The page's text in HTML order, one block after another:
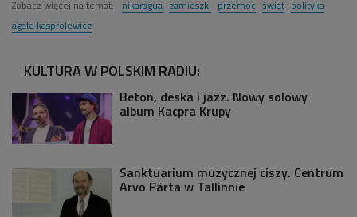
Zobacz więcej na temat: nikaragua zamieszki przemoc świat polityka
agata kasprolewicz
KULTURA W POLSKIM RADIU:
Beton, deska i jazz. Nowy solowy
album Kacpra Krupy
Sanktuarium muzycznej ciszy. Centrum
Arvo Pärta w Tallinnie